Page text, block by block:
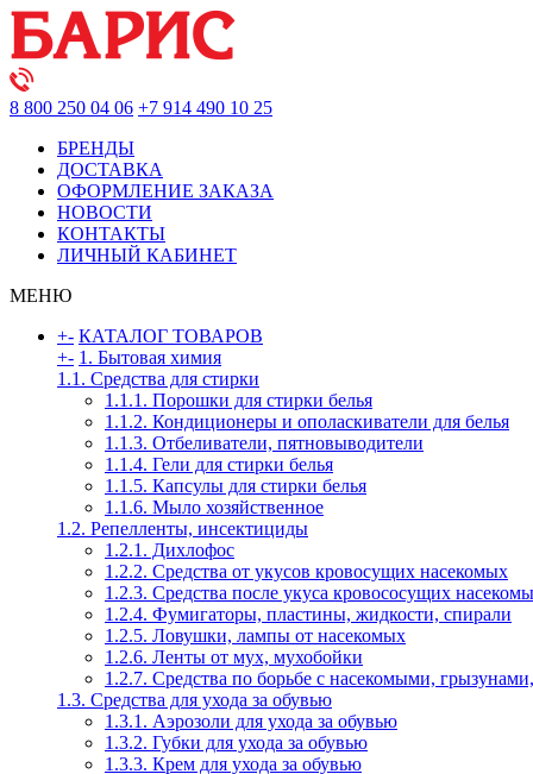
8 800 250 04 06 +7 914 490 10 25
БРЕНДЫ
ДОСТАВКА
ОФОРМЛЕНИЕ ЗАКАЗА
НОВОСТИ
КОНТАКТЫ
ЛИЧНЫЙ КАБИНЕТ
МЕНЮ
+- КАТАЛОГ ТОВАРОВ
+- 1. Бытовая химия
1.1. Средства для стирки
1.1.1. Порошки для стирки белья
1.1.2. Кондиционеры и ополаскиватели для белья
1.1.3. Отбеливатели, пятновыводители
1.1.4. Гели для стирки белья
1.1.5. Капсулы для стирки белья
1.1.6. Мыло хозяйственное
1.2. Репелленты, инсектициды
1.2.1. Дихлофос
1.2.2. Средства от укусов кровосущих насекомых
1.2.3. Средства после укуса кровососущих
1.2.4. Фумигаторы, пластины, жидкости, спирали
1.2.5. Ловушки, лампы от насекомых
1.2.6. Ленты от мух, мухобойки
1.2.7. Средства по борьбе с насекомыми, грызунами,
1.3. Средства для ухода за обувью
1.3.1. Аэрозоли для ухода за обувью
1.3.2. Губки для ухода за обувью
1.3.3. Крем для ухода за обувью